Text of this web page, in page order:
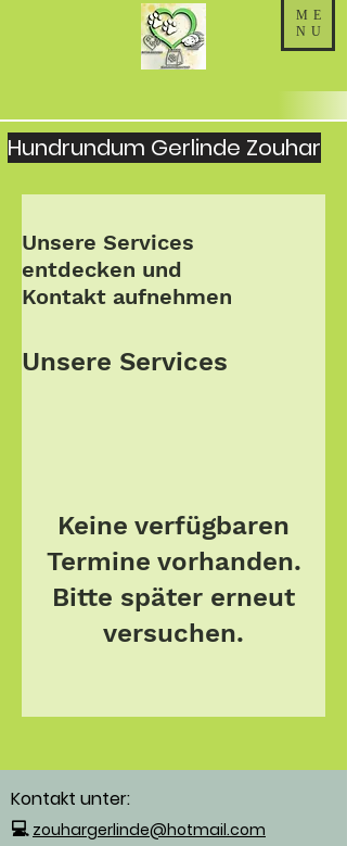
ME
NU
Hundrundum Gerlinde Zouhar
Unsere Services
entdecken und
Kontakt aufnehmen
Unsere Services
Keine verfügbaren
Termine vorhanden.
Bitte später erneut
versuchen.
Kontakt unter:
💻 zouhargerlinde@hotmail.com